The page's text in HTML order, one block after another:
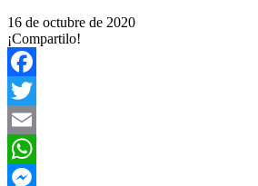
16 de octubre de 2020
¡Compartilo!
Facebook
Twitter
Email
WhatsApp